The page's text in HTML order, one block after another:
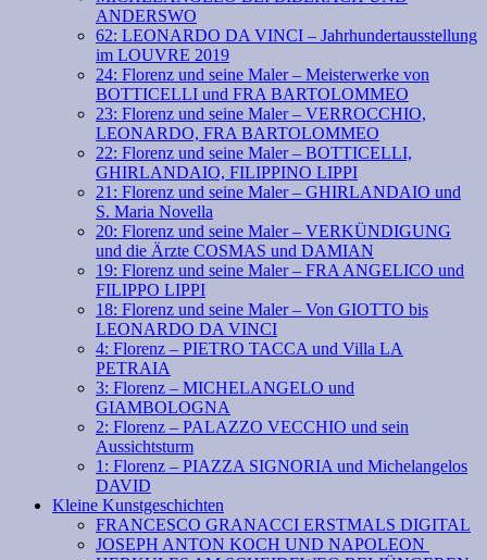
ANDERSWO
62: LEONARDO DA VINCI – Jahrhundertausstellung
im LOUVRE 2019
24: Florenz und seine Maler – Meisterwerke von
BOTTICELLI und FRA BARTOLOMMEO
23: Florenz und seine Maler – VERROCCHIO,
LEONARDO, FRA BARTOLOMMEO
22: Florenz und seine Maler – BOTTICELLI,
GHIRLANDAIO, FILIPPINO LIPPI
21: Florenz und seine Maler – GHIRLANDAIO und
S. Maria Novella
20: Florenz und seine Maler – VERKÜNDIGUNG
und die Ärzte COSMAS und DAMIAN
19: Florenz und seine Maler – FRA ANGELICO und
FILIPPO LIPPI
18: Florenz und seine Maler – Von GIOTTO bis
LEONARDO DA VINCI
4: Florenz – PIETRO TACCA und Villa LA
PETRAIA
3: Florenz – MICHELANGELO und
GIAMBOLOGNA
2: Florenz – PALAZZO VECCHIO und sein
Aussichtsturm
1: Florenz – PIAZZA SIGNORIA und Michelangelos
DAVID
Kleine Kunstgeschichten
FRANCESCO GRANACCI ERSTMALS DIGITAL
JOSEPH ANTON KOCH UND NAPOLEON